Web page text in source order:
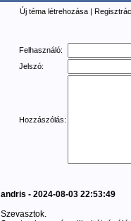
Új téma létrehozása |
Felhasználó:
Jelszó:
Hozzászólás:
andris - 2024-08-03 22:53:49
Szevasztok.